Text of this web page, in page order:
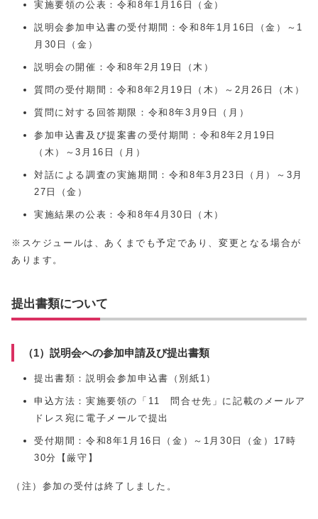
実施要領の公表：令和8年1月16日（金）
説明会参加申込書の受付期間：令和8年1月16日（金）～1
月30日（金）
説明会の開催：令和8年2月19日（木）
質問の受付期間：令和8年2月19日（木）～2月26日（木）
質問に対する回答期限：令和8年3月9日（月）
参加申込書及び提案書の受付期間：令和8年2月19日
（木）～3月16日（月）
対話による調査の実施期間：令和8年3月23日（月）～3月
27日（金）
実施結果の公表：令和8年4月30日（木）
※スケジュールは、あくまでも予定であり、変更となる場合が
あります。
提出書類について
（1）説明会への参加申請及び提出書類
提出書類：説明会参加申込書（別紙1）
申込方法：実施要領の「11 問合せ先」に記載のメールア
ドレス宛に電子メールで提出
受付期間：令和8年1月16日（金）～1月30日（金）17時
30分【厳守】
（注）参加の受付は終了しました。